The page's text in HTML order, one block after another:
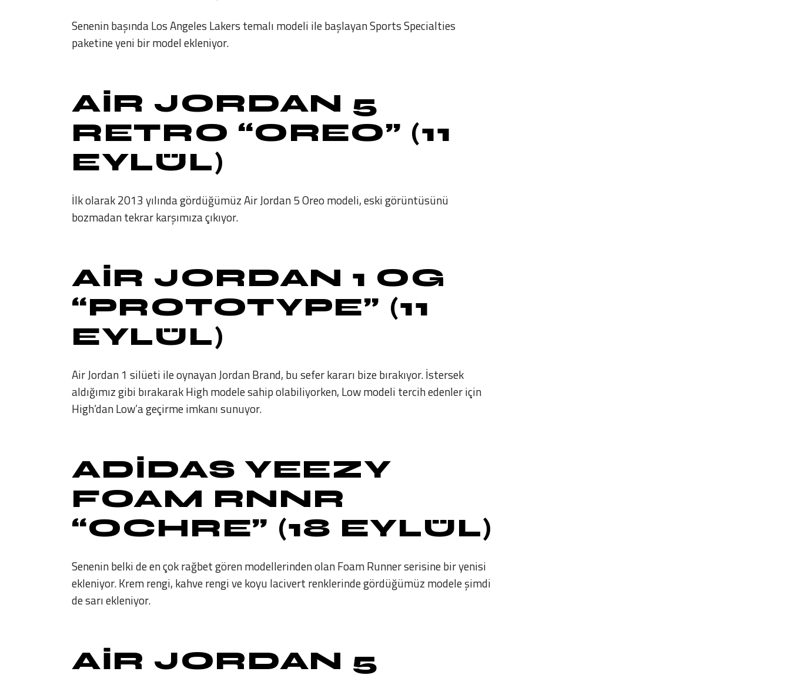
Senenin başında Los Angeles Lakers temalı modeli ile başlayan Sports Specialties
paketine yeni bir model ekleniyor.
AIR JORDAN 5
RETRO “OREO” (11
EYLÜL)
İlk olarak 2013 yılında gördüğümüz Air Jordan 5 Oreo modeli, eski görüntüsünü
bozmadan tekrar karşımıza çıkıyor.
AIR JORDAN 1 OG
“PROTOTYPE” (11
EYLÜL)
Air Jordan 1 silüeti ile oynayan Jordan Brand, bu sefer kararı bize bırakıyor. İstersek
aldığımız gibi bırakarak High modele sahip olabiliyorken, Low modeli tercih edenler için
High’dan Low’a geçirme imkanı sunuyor.
ADIDAS YEEZY
FOAM RNNR
“OCHRE” (18 EYLÜL)
Senenin belki de en çok rağbet gören modellerinden olan Foam Runner serisine bir yenisi
ekleniyor. Krem rengi, kahve rengi ve koyu lacivert renklerinde gördüğümüz modele şimdi
de sarı ekleniyor.
AIR JORDAN 5